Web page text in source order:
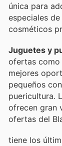
única para
especiales
cosméticos
Juguetes y
ofertas como
mejores
pequeños
puericultura.
ofrecen gran
ofertas del
tiene los